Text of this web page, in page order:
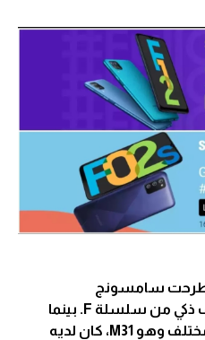
طرحت سامسونج
كأول هاتف ذكي من سلسلة F. بينما
وصل منه إصدار جديد باسم مختلف وهو M31، كان لديه